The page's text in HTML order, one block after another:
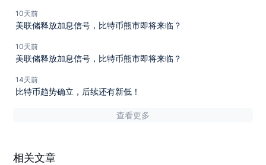
10天前
美联储释放加息信号，比特币熊市即将来临？
10天前
美联储释放加息信号，比特币熊市即将来临？
14天前
比特币趋势确立，后续还有新低！
查看更多
相关文章